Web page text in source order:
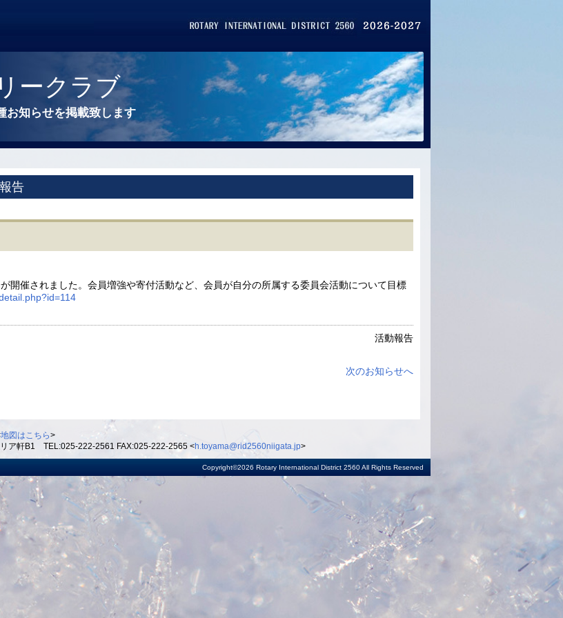
ークラブ
お知らせを掲載致します
告
開催されました。会員増強や寄付活動など、会員が自分の所属する委員会活動について目標
活動報告
次のお知らせへ
地図はこちら>
ア軒B1 TEL:025-222-2561 FAX:025-222-2565 <h.toyama@rid2560niigata.jp>
Copyright©2026 Rotary International District 2560 All Rights Reserved